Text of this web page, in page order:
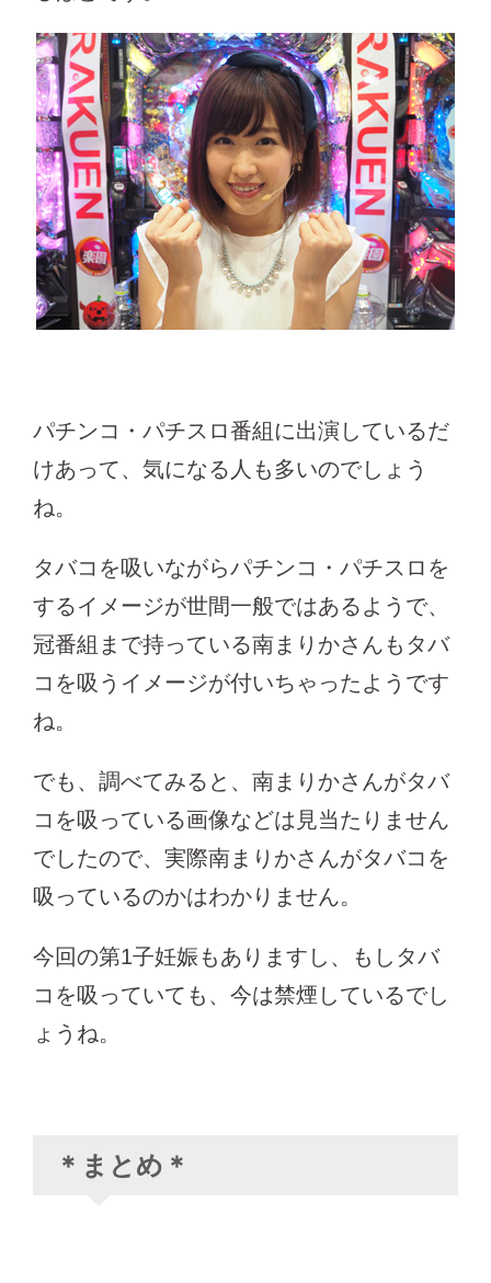
パチンコ・パチスロ番組に出演しているだ
けあって、気になる人も多いのでしょう
ね。
タバコを吸いながらパチンコ・パチスロを
するイメージが世間一般ではあるようで、
冠番組まで持っている南まりかさんもタバ
コを吸うイメージが付いちゃったようです
ね。
でも、調べてみると、南まりかさんがタバ
コを吸っている画像などは見当たりません
でしたので、実際南まりかさんがタバコを
吸っているのかはわかりません。
今回の第1子妊娠もありますし、もしタバ
コを吸っていても、今は禁煙しているでし
ょうね。
＊まとめ＊